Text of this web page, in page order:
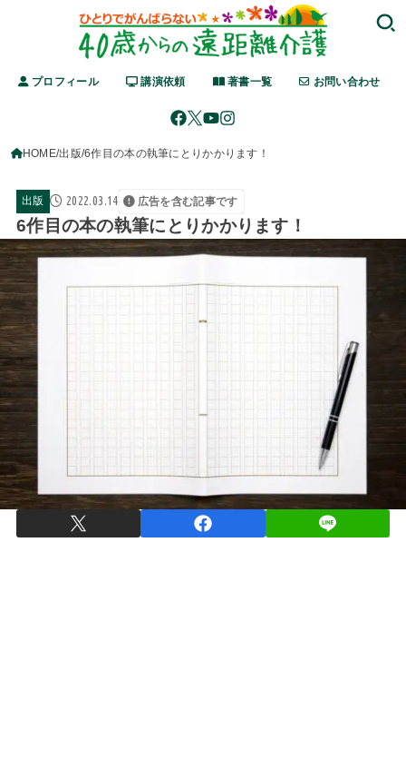
プロフィール 講演依頼 著書一覧 お問い合わせ
HOME 出版 6作目の本の執筆にとりかかります！
出版 2022.03.14 広告を含む記事です
6作目の本の執筆にとりかかります！